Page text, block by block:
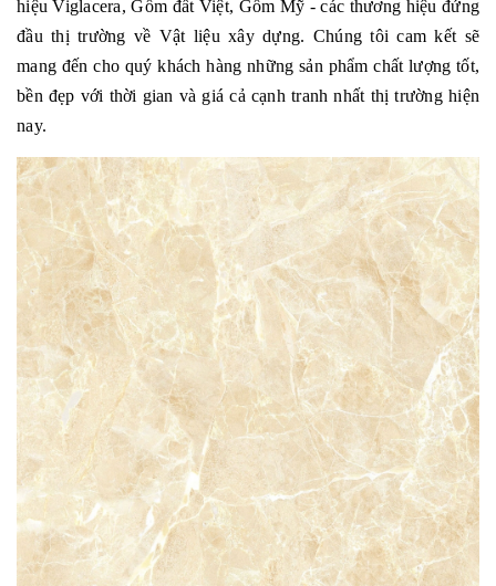
hiệu Viglacera, Gốm đất Việt, Gốm Mỹ - các thương hiệu đứng
đầu thị trường về Vật liệu xây dựng. Chúng tôi cam kết sẽ
mang đến cho quý khách hàng những sản phẩm chất lượng tốt,
bền đẹp với thời gian và giá cả cạnh tranh nhất thị trường hiện
nay.